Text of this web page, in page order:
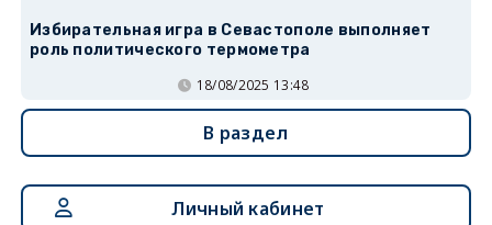
Избирательная игра в Севастополе выполняет
роль политического термометра
18/08/2025 13:48
В раздел
Личный кабинет